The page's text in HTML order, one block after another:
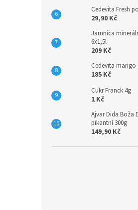
Cedevita Fresh
29,90 Kč
Jamnica
6x1,5l
209 Kč
Cedevita
185 Kč
Cukr Franck 4g
1 Kč
Ajvar Dida Boža
pikantní 300g
149,90 Kč